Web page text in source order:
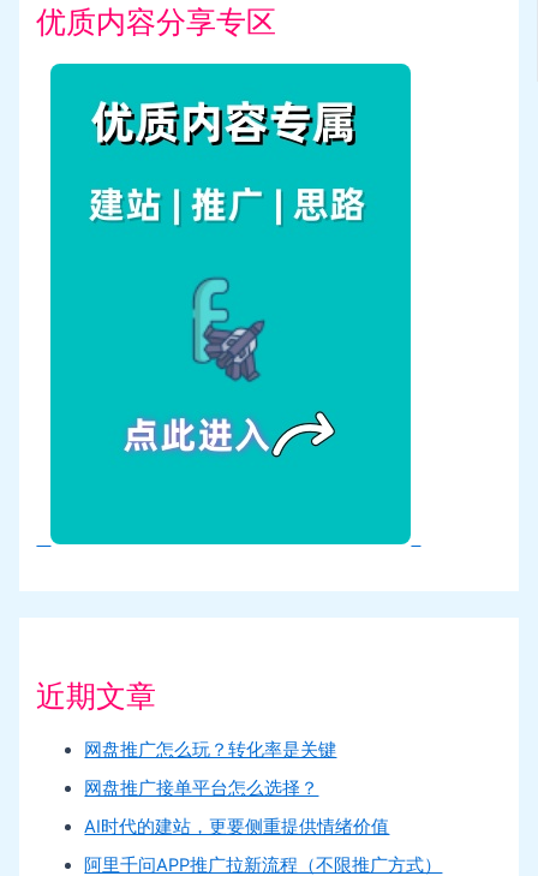
优质内容分享专区
近期文章
网盘推广怎么玩？转化率是关键
网盘推广接单平台怎么选择？
AI时代的建站，更要侧重提供情绪价值
阿里千问APP推广拉新流程（不限推广方式）